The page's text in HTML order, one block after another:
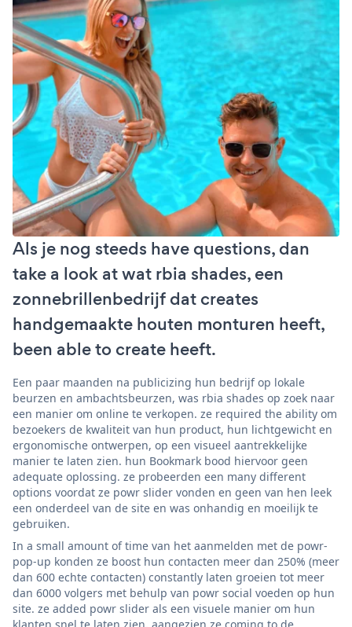
Als je nog steeds have questions, dan
take a look at wat rbia shades, een
zonnebrillenbedrijf dat creates
handgemaakte houten monturen heeft,
been able to create heeft.
Een paar maanden na publicizing hun bedrijf op lokale
beurzen en ambachtsbeurzen, was rbia shades op zoek naar
een manier om online te verkopen. ze required the ability om
bezoekers de kwaliteit van hun product, hun lichtgewicht en
ergonomische ontwerpen, op een visueel aantrekkelijke
manier te laten zien. hun Bookmark bood hiervoor geen
adequate oplossing. ze probeerden een many different
options voordat ze powr slider vonden en geen van hen leek
een onderdeel van de site en was onhandig en moeilijk te
gebruiken.
In a small amount of time van het aanmelden met de powr-
pop-up konden ze boost hun contacten meer dan 250% (meer
dan 600 echte contacten) constantly laten groeien tot meer
dan 6000 volgers met behulp van powr social voeden op hun
site. ze added powr slider als een visuele manier om hun